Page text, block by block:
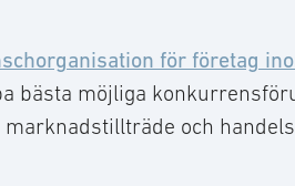
för företag
bästa möjliga
och